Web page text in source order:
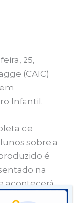
25,
(CAIC)
Infantil.
de
sobre a
é
na
acontecerá
escola, com